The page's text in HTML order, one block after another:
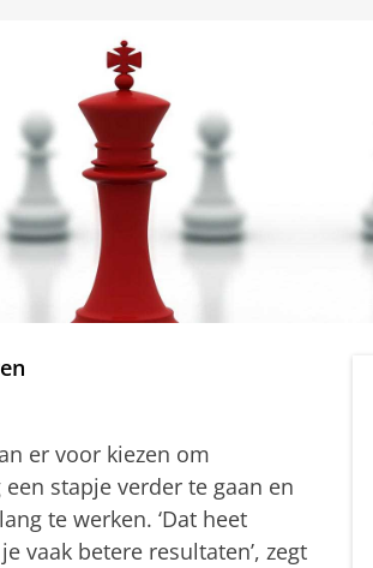
er voor kiezen om
stapje verder te gaan en
te werken. ‘Dat heet
vaak betere resultaten’, zegt